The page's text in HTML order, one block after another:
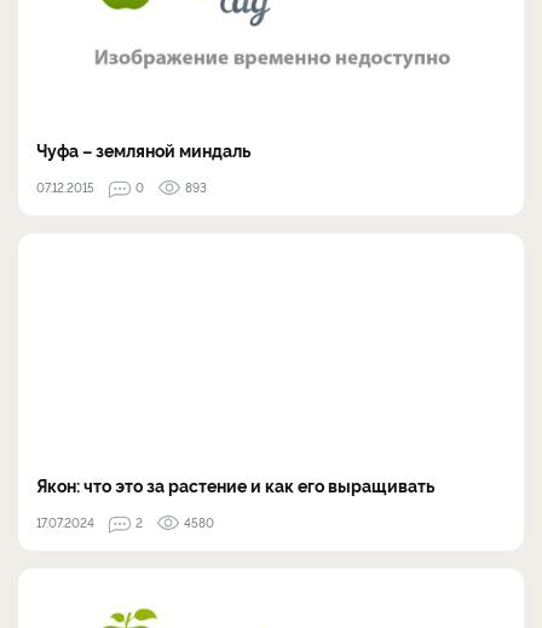
Чуфа – земляной миндаль
07.12.2015 0 893
Якон: что это за растение и как его выращивать
17.07.2024 2 4580